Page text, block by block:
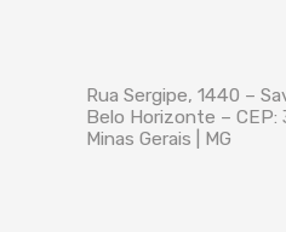
Rua Sergipe, 1440 –
Belo Horizonte – CEP:
Minas Gerais | MG